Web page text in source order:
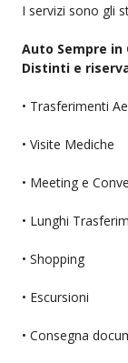
I servizi sono gli
Auto Sempre
Distinti e
• Trasferimenti
• Visite Mediche
• Meeting e
• Lunghi
• Shopping
• Escursioni
• Consegna